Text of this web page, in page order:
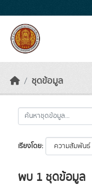
ชุดข้อมูล
เรียงโดย
พบ 1 ชุดข้อมูล